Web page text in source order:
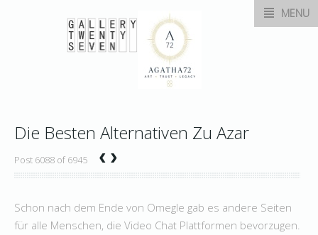
MENU
Die Besten Alternativen Zu Azar
Post 6088 of 6945 ‹›
Schon nach dem Ende von Omegle gab es andere Seiten
für alle Menschen, die Video Chat Plattformen bevorzugen.